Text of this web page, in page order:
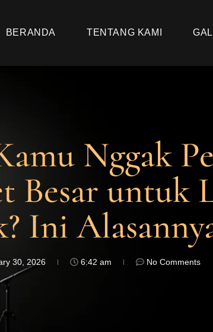
BERANDA TENTANG KAMI
Nggak
Besar untuk
Ini
30, 2026 6:42 am No Comments